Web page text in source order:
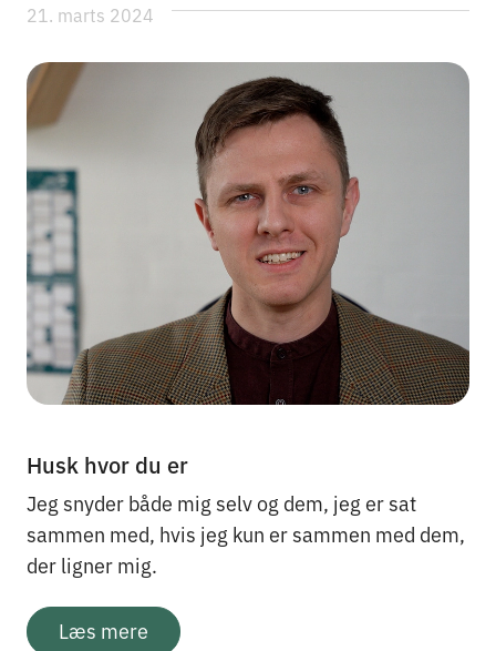
21. marts 2024
Husk hvor du er
Jeg snyder både mig selv og dem, jeg er sat
sammen med, hvis jeg kun er sammen med dem,
der ligner mig.
Læs mere